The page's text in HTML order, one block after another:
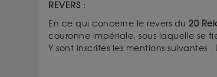
REVERS :
En ce qui concerne le revers du 20
couronne impériale, sous laquelle se
Y sont inscrites les mentions suivantes